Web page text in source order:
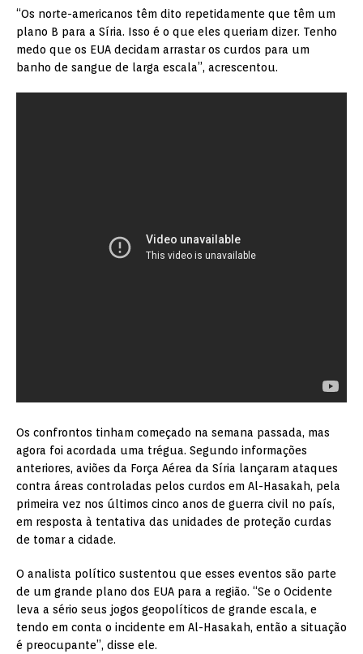
“Os norte-americanos têm dito repetidamente que têm um
plano B para a Síria. Isso é o que eles queriam dizer. Tenho
medo que os EUA decidam arrastar os curdos para um
banho de sangue de larga escala”, acrescentou.
Os confrontos tinham começado na semana passada, mas
agora foi acordada uma trégua. Segundo informações
anteriores, aviões da Força Aérea da Síria lançaram ataques
contra áreas controladas pelos curdos em Al-Hasakah, pela
primeira vez nos últimos cinco anos de guerra civil no país,
em resposta à tentativa das unidades de proteção curdas
de tomar a cidade.
O analista político sustentou que esses eventos são parte
de um grande plano dos EUA para a região. “Se o Ocidente
leva a sério seus jogos geopolíticos de grande escala, e
tendo em conta o incidente em Al-Hasakah, então a situação
é preocupante”, disse ele.